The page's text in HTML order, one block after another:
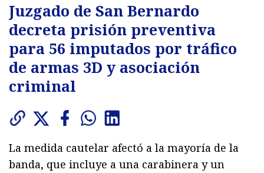
Juzgado de San Bernardo
decreta prisión preventiva
para 56 imputados por tráfico
de armas 3D y asociación
criminal
La medida cautelar afectó a la mayoría de la
banda, que incluye a una carabinera y un